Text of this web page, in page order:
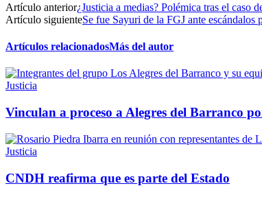
Artículo anterior¿Justicia a medias? Polémica tras el caso
Artículo siguienteSe fue Sayuri de la FGJ ante
Artículos relacionadosMás del autor
Justicia
Vinculan a proceso a Alegres del Barranco
Justicia
CNDH reafirma que es parte del Estado